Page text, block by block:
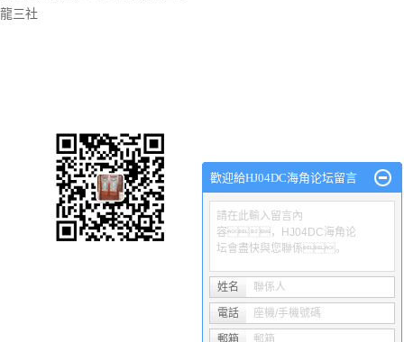
龍三社
| 主營區域：重慶 沙坪壩
歡迎給HJ04DC海角论坛留言
請在此輸入留言內
容，HJ04DC海角论
坛會盡快與您聯係。
姓名 聯係人
電話 座機/手機號碼
郵箱 郵箱